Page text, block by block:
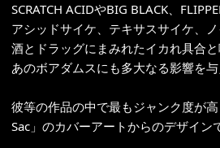
SCRATCH ACIDやBIG BLACK、
アシッドサイケ、テキサスサイケ、
酒とドラッグにまみれたイカれ具合
あのボアダムスにも多大なる影響を
彼等の作品の中で最もジャンク度が
Sac」のカバーアートからのデザイン